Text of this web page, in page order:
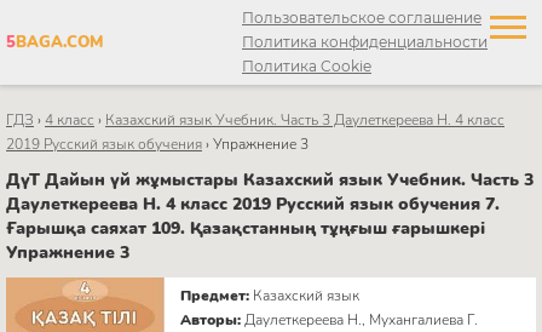
5BAGA.COM
Пользовательское соглашение
Политика конфиденциальности
Политика Cookie
ГДЗ ›4 класс › Казахский язык Учебник. Часть 3 Даулеткереева Н. 4 класс
2019 Русский язык обучения›Упражнение 3
ДүТ Дайын үй жұмыстары Казахский язык Учебник. Часть 3
Даулеткереева Н. 4 класс 2019 Русский язык обучения 7.
Ғарышқа саяхат 109. Қазақстанның тұңғыш ғарышкері
Упражнение 3
Предмет: Казахский язык
Авторы:Даулеткереева Н., Мухангалиева Г.